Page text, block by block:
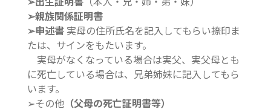
➢親族関係証明書
➢申述書 実母の住所氏名を記入してもらい捺印ま
たは、サインをもたいます。
実母がなくなっている場合は実父、実父母とも
に死亡している場合は、兄弟姉妹に記入してもら
います。
➢その他（父母の死亡証明書等）